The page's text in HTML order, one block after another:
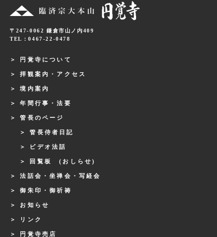
〒247-0062 鎌倉市山ノ内409
TEL：0467-22-0478
円覚寺について
拝観案内・アクセス
境内案内
年間行事・法要
管長のページ
管長侍者日記
ビデオ法話
回覧板 (おしらせ)
法話会・坐禅会・写経会
御朱印・御祈祷
お知らせ
リンク
円覚寺売店